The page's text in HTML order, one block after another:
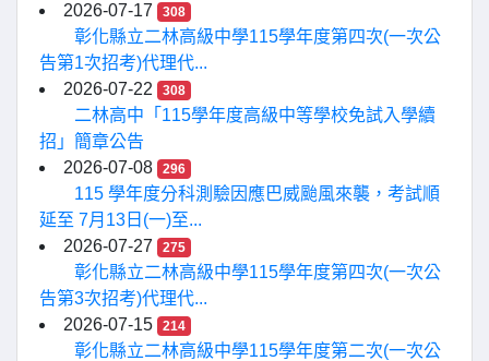
2026-07-17
308
彰化縣立二林高級中學115學年度第四次(一次公
告第1次招考)代理代...
2026-07-22
308
二林高中「115學年度高級中等學校免試入學續
招」簡章公告
2026-07-08
296
115 學年度分科測驗因應巴威颱風來襲，考試順
延至 7月13日(一)至...
2026-07-27
275
彰化縣立二林高級中學115學年度第四次(一次公
告第3次招考)代理代...
2026-07-15
214
彰化縣立二林高級中學115學年度第二次(一次公